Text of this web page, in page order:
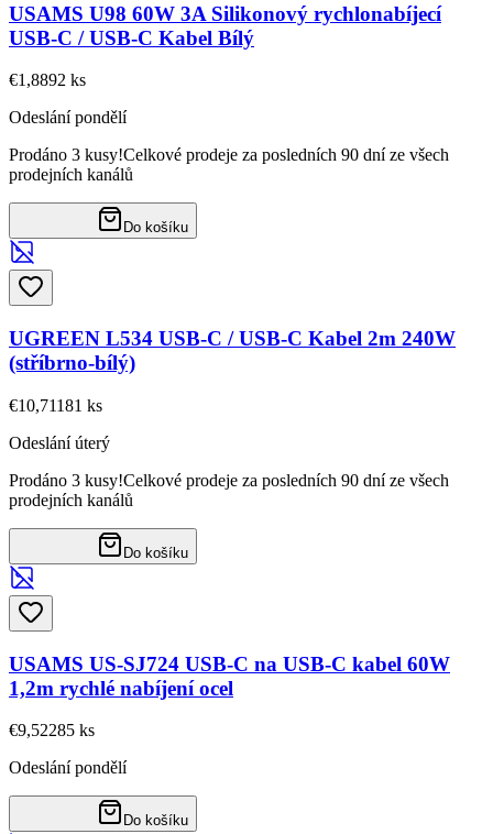
USAMS U98 60W 3A Silikonový rychlonabíjecí
USB-C / USB-C Kabel Bílý
€1,8892 ks
Odeslání pondělí
Prodáno 3 kusy!Celkové prodeje za posledních 90 dní ze všech
prodejních kanálů
Do košíku
UGREEN L534 USB-C / USB-C Kabel 2m 240W
(stříbrno-bílý)
€10,71181 ks
Odeslání úterý
Prodáno 3 kusy!Celkové prodeje za posledních 90 dní ze všech
prodejních kanálů
Do košíku
USAMS US-SJ724 USB-C na USB-C kabel 60W
1,2m rychlé nabíjení ocel
€9,52285 ks
Odeslání pondělí
Do košíku